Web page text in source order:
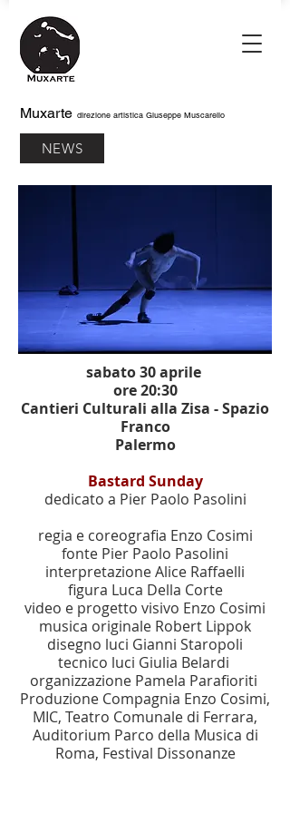
Muxarte direzione artistica Giuseppe Muscarello
NEWS
sabato 30 aprile
ore 20:30
Cantieri Culturali alla Zisa - Spazio
Franco
Palermo
Bastard Sunday
dedicato a Pier Paolo Pasolini
regia e coreografia Enzo Cosimi
fonte Pier Paolo Pasolini
interpretazione Alice Raffaelli
figura Luca Della Corte
video e progetto visivo Enzo Cosimi
musica originale Robert Lippok
disegno luci Gianni Staropoli
tecnico luci Giulia Belardi
organizzazione Pamela Parafioriti
Produzione Compagnia Enzo Cosimi,
MIC, Teatro Comunale di Ferrara,
Auditorium Parco della Musica di
Roma, Festival Dissonanze